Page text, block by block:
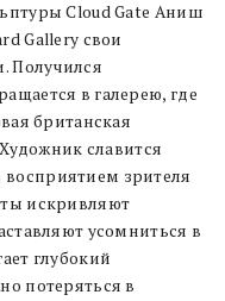
Cloud Gate Аниш
Gallery свои
Получился
в галерею, где
британская
славится
зрителя
искривляют
усомниться в
глубокий
потеряться в